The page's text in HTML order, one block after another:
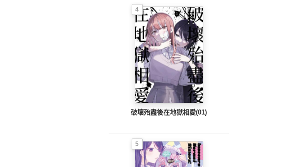
4
破壞殆盡後在地獄相愛(01)
5